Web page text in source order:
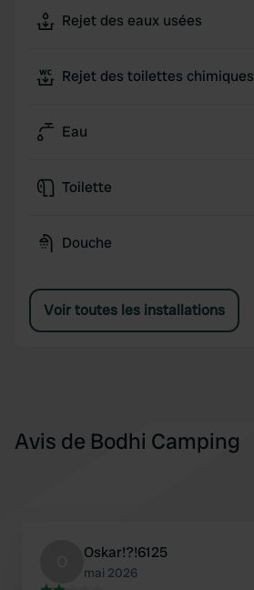
Rejet des eaux usées
Rejet des toilettes chimiques
Eau
Toilette
Douche
Voir toutes les installations
Avis de Bodhi Camping
Oskar!?!6125
mai 2026